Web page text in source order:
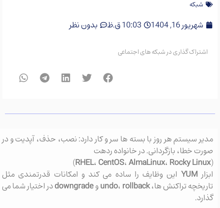
شبکه
شهریور 16, 1404 10:03 ق.ظ بدون نظر
اشتراک گذاری در شبکه های اجتماعی
مدیر سیستم هر روز با بسته ها سر و کار دارد: نصب، حذف، آپدیت و در
صورت خطا، بازگردانی. در خانواده ردهت
RHEL ،CentOS،AlmaLinux ،Rocky Linux
)
ابزار YUMاین وظایف را ساده می کند و امکانات قدرتمندی مثل
تاریخچه تراکنش ها،
undo ،rollback وdowngradeدر اختیار شما می
گذارد.